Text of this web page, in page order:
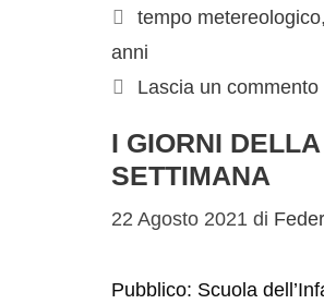
tempo metereologico
anni
Lascia un commento
I GIORNI DELLA
SETTIMANA
22 Agosto 2021 di
Pubblico: Scuola